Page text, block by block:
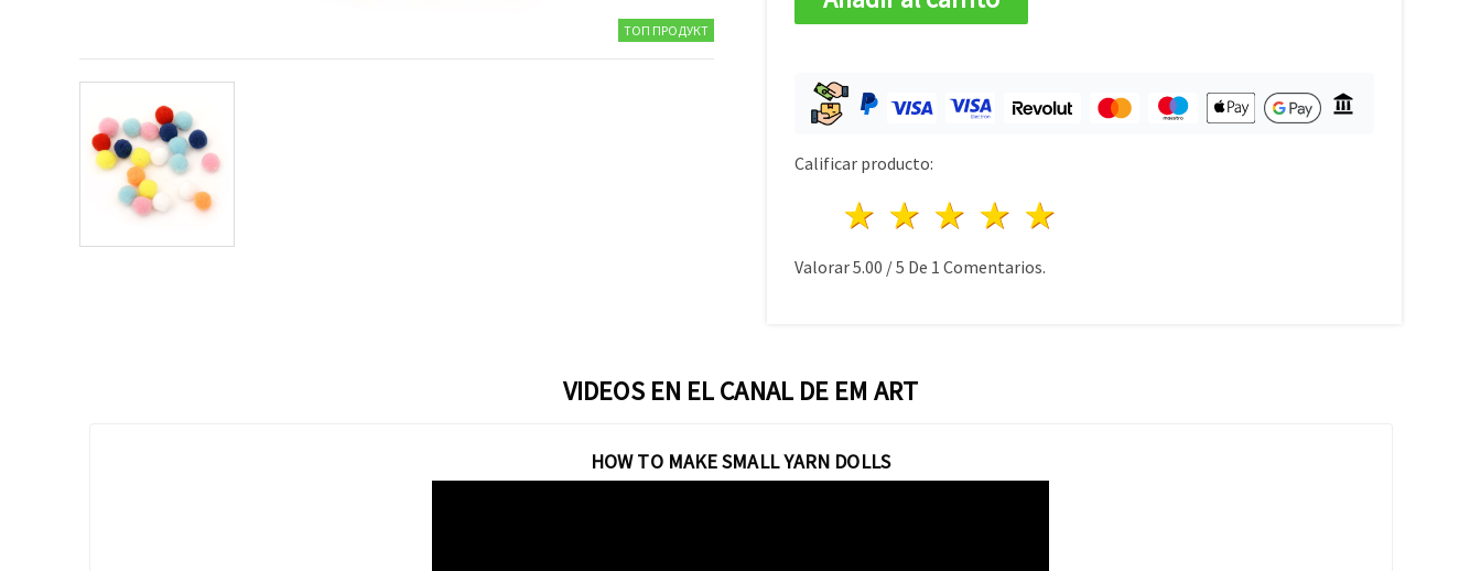
ТОП ПРОДУКТ
Calificar producto:
4 estrellas
3 estrellas
2 estrellas
1 estrella
Valorar5.00 /5 De 1 Comentarios.
VIDEOS EN EL CANAL DE EM ART
HOW TO MAKE SMALL YARN DOLLS